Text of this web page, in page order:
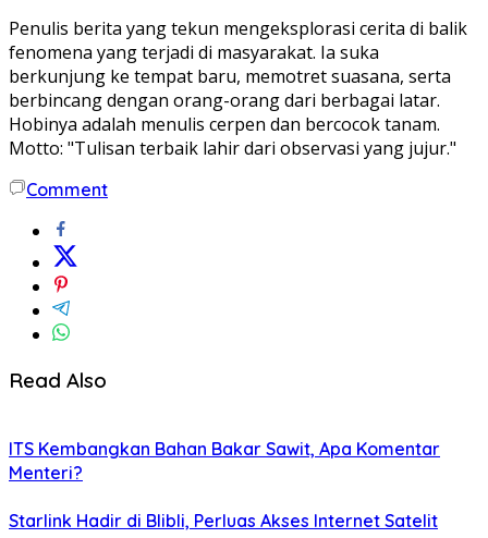
Penulis berita yang tekun mengeksplorasi cerita di balik
fenomena yang terjadi di masyarakat. Ia suka
berkunjung ke tempat baru, memotret suasana, serta
berbincang dengan orang-orang dari berbagai latar.
Hobinya adalah menulis cerpen dan bercocok tanam.
Motto: "Tulisan terbaik lahir dari observasi yang jujur."
Comment
Read Also
ITS Kembangkan Bahan Bakar Sawit, Apa Komentar
Menteri?
Starlink Hadir di Blibli, Perluas Akses Internet Satelit